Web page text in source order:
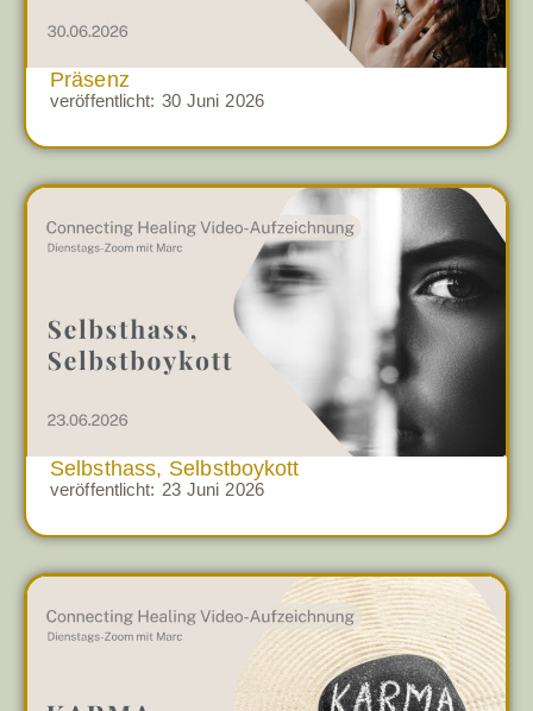
Präsenz
veröffentlicht: 30 Juni 2026
Selbsthass, Selbstboykott
veröffentlicht: 23 Juni 2026